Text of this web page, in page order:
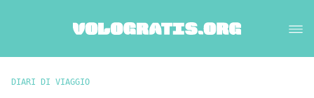
DIARI DI VIAGGIO